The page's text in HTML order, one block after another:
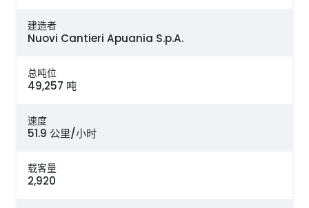
建造者
Nuovi Cantieri Apuania S.p.A.
总吨位
49,257 吨
速度
51.9 公里/小时
载客量
2,920